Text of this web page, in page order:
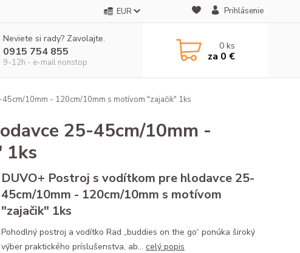
EUR Prihlásenie
Neviete si rady? Zavolajte.
0915 754 855
9-12h - e-mail nonstop
0ks
za 0 €
10mm - 120cm/10mm s motívom "zajačik" 1ks
25-45cm/10mm -
1ks
DUVO+ Postroj s vodítkom pre hlodavce 25-
45cm/10mm - 120cm/10mm s motívom
"zajačik" 1ks
Pohodlný postroj a vodítko Rad „buddies on the go“ ponúka široký
výber praktického príslušenstva, ab... celý popis